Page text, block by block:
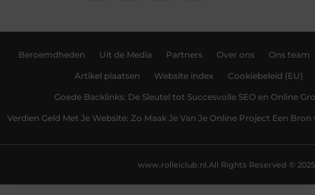
Beroemdheden Uit de Media Partners Over ons Ons team
Artikel plaatsen Website index Cookiebeleid (EU)
Goede Backlinks: De Sleutel tot Succesvolle SEO en Online
Verdien Geld Met Je Website: Zo Maak Je Van Je Online Project Een
All Rights Reserved © 2025
www.rolleiclub.nl.